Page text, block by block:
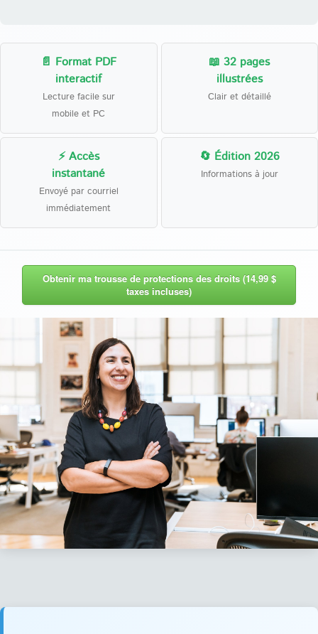
📄 Format PDF
interactif
Lecture facile sur
mobile et PC
📖 32 pages
illustrées
Clair et détaillé
⚡ Accès
instantané
Envoyé par courriel
immédiatement
🔄 Édition 2026
Informations à jour
Obtenir ma trousse de protections des droits (14,99 $
taxes incluses)